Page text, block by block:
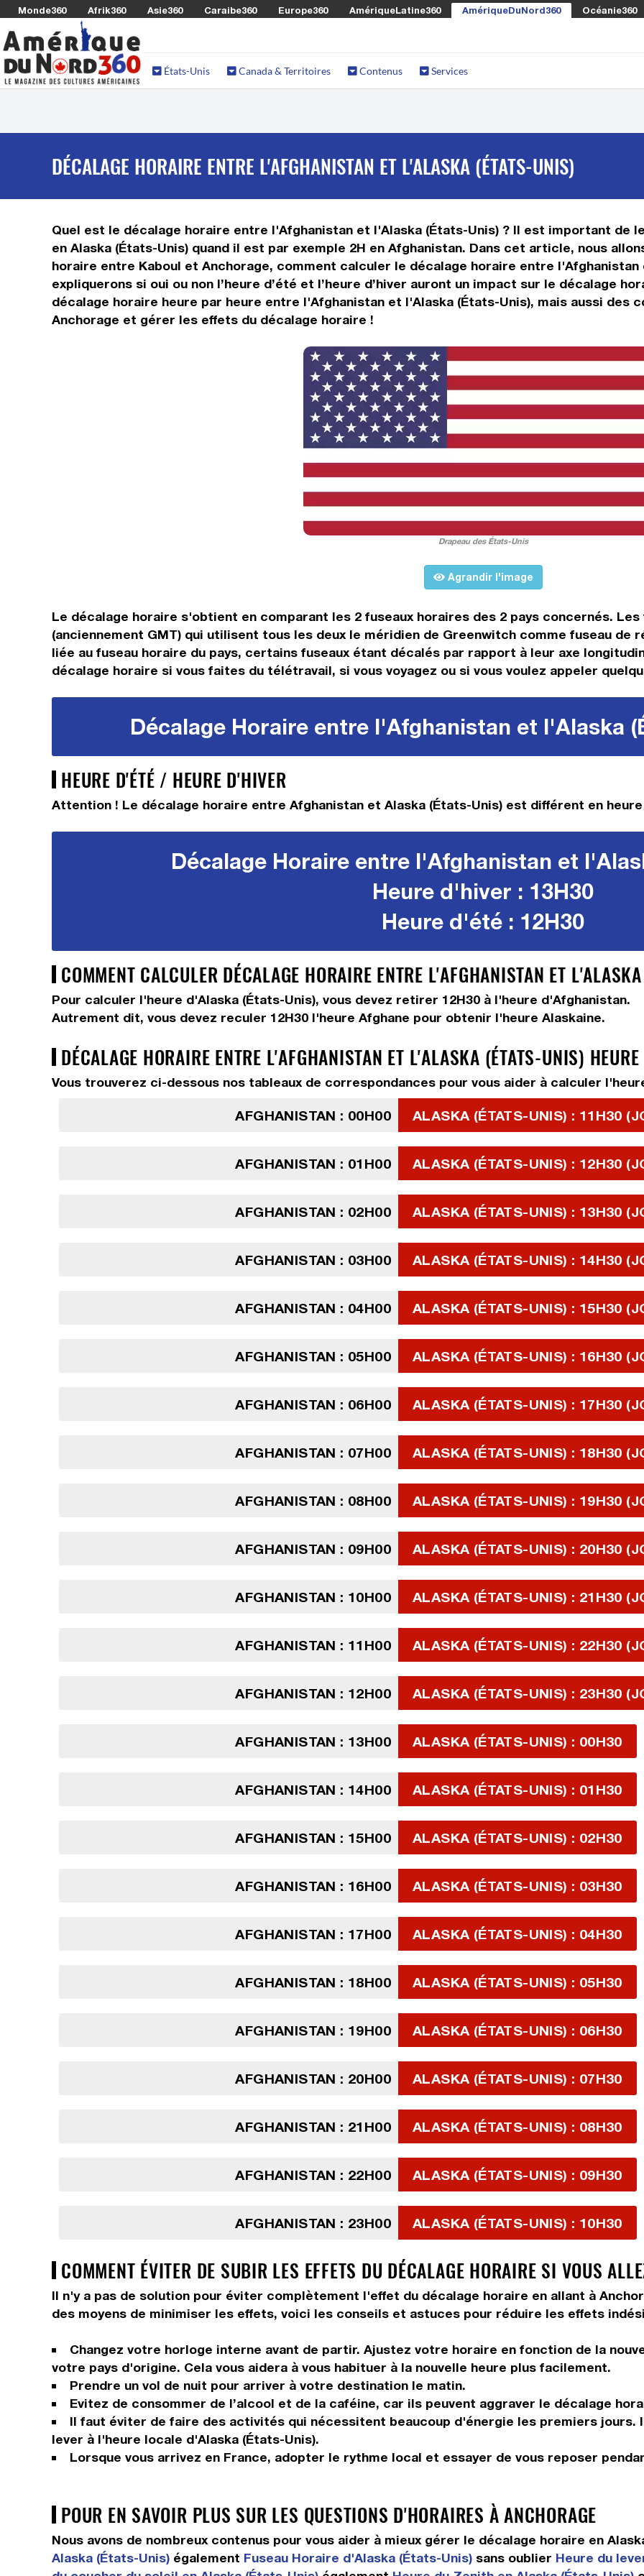
Monde360 Afrik360 Asie360 Caraibe360 Europe360 AmériqueLatine360 AmériqueDuNord360 Océanie360
États-Unis Canada & Territoires Contenus Services
DÉCALAGE HORAIRE ENTRE L'AFGHANISTAN ET L'ALASKA (ÉTATS-UNIS)
Quel est le décalage horaire entre l'Afghanistan et l'Alaska (États-Unis) ? Il est important de
en Alaska (États-Unis) quand il est par exemple 2H en Afghanistan. Dans cet article, nous
horaire entre Kaboul et Anchorage, comment calculer le décalage horaire entre l'Afghanistan
expliquerons si oui ou non l’heure d’été et l’heure d’hiver auront un impact sur le décalage
décalage horaire heure par heure entre l'Afghanistan et l'Alaska (États-Unis), mais aussi des
Anchorage et gérer les effets du décalage horaire !
Drapeau des États-Unis
Agrandir l'image
Le décalage horaire s'obtient en comparant les 2 fuseaux horaires des 2 pays concernés.
(anciennement GMT) qui utilisent tous les deux le méridien de Greenwitch comme fuseau
liée au fuseau horaire du pays, certains fuseaux étant décalés par rapport à leur axe
décalage horaire si vous faites du télétravail, si vous voyagez ou si vous voulez appeler
Décalage Horaire entre l'Afghanistan et l'Alaska
HEURE D'ÉTÉ / HEURE D'HIVER
Attention ! Le décalage horaire entre Afghanistan et Alaska (États-Unis) est différent en
Décalage Horaire entre l'Afghanistan et
Heure d'hiver : 13H30
Heure d'été : 12H30
COMMENT CALCULER DÉCALAGE HORAIRE ENTRE L'AFGHANISTAN ET
Pour calculer l'heure d'Alaska (États-Unis), vous devez retirer 12H30 à l'heure d'Afghanistan.
Autrement dit, vous devez reculer 12H30 l'heure Afghane pour obtenir l'heure Alaskaine.
DÉCALAGE HORAIRE ENTRE L'AFGHANISTAN ET L'ALASKA (ÉTATS-UNIS)
Vous trouverez ci-dessous nos tableaux de correspondances pour vous aider à calculer
AFGHANISTAN : 00H00 ALASKA (ÉTATS-UNIS) : 11H30
AFGHANISTAN : 01H00 ALASKA (ÉTATS-UNIS) : 12H30
AFGHANISTAN : 02H00 ALASKA (ÉTATS-UNIS) : 13H30
AFGHANISTAN : 03H00 ALASKA (ÉTATS-UNIS) : 14H30
AFGHANISTAN : 04H00 ALASKA (ÉTATS-UNIS) : 15H30
AFGHANISTAN : 05H00 ALASKA (ÉTATS-UNIS) : 16H30
AFGHANISTAN : 06H00 ALASKA (ÉTATS-UNIS) : 17H30
AFGHANISTAN : 07H00 ALASKA (ÉTATS-UNIS) : 18H30
AFGHANISTAN : 08H00 ALASKA (ÉTATS-UNIS) : 19H30
AFGHANISTAN : 09H00 ALASKA (ÉTATS-UNIS) : 20H30
AFGHANISTAN : 10H00 ALASKA (ÉTATS-UNIS) : 21H30
AFGHANISTAN : 11H00 ALASKA (ÉTATS-UNIS) : 22H30
AFGHANISTAN : 12H00 ALASKA (ÉTATS-UNIS) : 23H30
AFGHANISTAN : 13H00 ALASKA (ÉTATS-UNIS) : 00H30
AFGHANISTAN : 14H00 ALASKA (ÉTATS-UNIS) : 01H30
AFGHANISTAN : 15H00 ALASKA (ÉTATS-UNIS) : 02H30
AFGHANISTAN : 16H00 ALASKA (ÉTATS-UNIS) : 03H30
AFGHANISTAN : 17H00 ALASKA (ÉTATS-UNIS) : 04H30
AFGHANISTAN : 18H00 ALASKA (ÉTATS-UNIS) : 05H30
AFGHANISTAN : 19H00 ALASKA (ÉTATS-UNIS) : 06H30
AFGHANISTAN : 20H00 ALASKA (ÉTATS-UNIS) : 07H30
AFGHANISTAN : 21H00 ALASKA (ÉTATS-UNIS) : 08H30
AFGHANISTAN : 22H00 ALASKA (ÉTATS-UNIS) : 09H30
AFGHANISTAN : 23H00 ALASKA (ÉTATS-UNIS) : 10H30
COMMENT ÉVITER DE SUBIR LES EFFETS DU DÉCALAGE HORAIRE SI VOUS
Il n'y a pas de solution pour éviter complètement l'effet du décalage horaire en allant à
des moyens de minimiser les effets, voici les conseils et astuces pour réduire les effets
Changez votre horloge interne avant de partir. Ajustez votre horaire en fonction de la
votre pays d'origine. Cela vous aidera à vous habituer à la nouvelle heure plus facilement.
Prendre un vol de nuit pour arriver à votre destination le matin.
Evitez de consommer de l’alcool et de la caféine, car ils peuvent aggraver le décalage
Il faut éviter de faire des activités qui nécessitent beaucoup d'énergie les premiers jours.
lever à l'heure locale d'Alaska (États-Unis).
Lorsque vous arrivez en France, adopter le rythme local et essayer de vous reposer
POUR EN SAVOIR PLUS SUR LES QUESTIONS D'HORAIRES À ANCHORAGE
Nous avons de nombreux contenus pour vous aider à mieux gérer le décalage horaire en
Alaska (États-Unis) également Fuseau Horaire d'Alaska (États-Unis) sans oublier Heure du